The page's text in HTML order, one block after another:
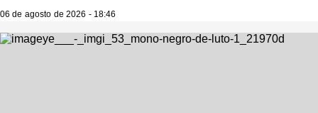
06 de agosto de 2026 - 18:46